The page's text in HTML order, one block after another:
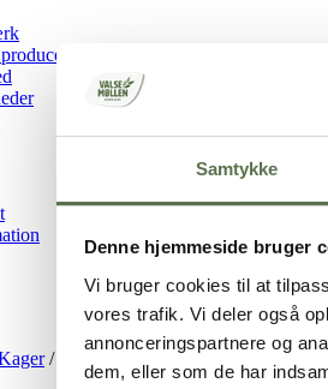
Samtykke
Denne hjemmeside bruger
Vi bruger cookies til at
vores trafik. Vi deler også
annonceringspartnere og
dem, eller som de har
/ Brombærsnurrer